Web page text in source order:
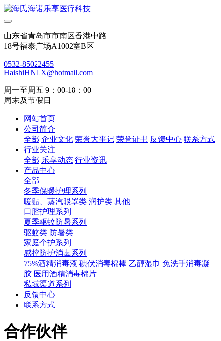
山东省青岛市市南区香港中路
18号福泰广场A1002室B区
0532-85022455
HaishiHNLX@hotmail.com
周一至周五 9：00-18：00
周末及节假日
网站首页
公司简介
全部 企业文化 荣誉大事记 荣誉证书 反馈中心 联系方式
行业关注
全部 乐享动态 行业资讯
产品中心
全部
冬季保暖护理系列
暖贴、蒸汽眼罩类 润护类 其他
口腔护理系列
夏季驱蚊防暑系列
驱蚊类 防暑类
家庭个护系列
感控防护消毒系列
75%酒精消毒液 碘伏消毒棉棒 乙醇湿巾 免洗手消毒凝
胶 医用酒精消毒棉片
私域渠道系列
反馈中心
联系方式
合作伙伴